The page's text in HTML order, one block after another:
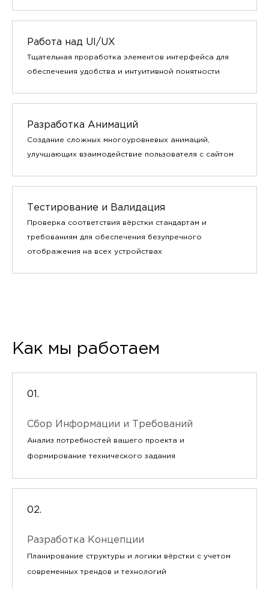
Работа над UI/UX
Тщательная проработка элементов интерфейса для
обеспечения удобства и интуитивной понятности
Разработка Анимаций
Создание сложных многоуровневых анимаций,
улучшающих взаимодействие пользователя с сайтом
Тестирование и Валидация
Проверка соответствия вёрстки стандартам и
требованиям для обеспечения безупречного
отображения на всех устройствах
Как мы работаем
Сбор Информации и Требований
Анализ потребностей вашего проекта и
формирование технического задания
Разработка Концепции
Планирование структуры и логики вёрстки с учетом
современных трендов и технологий